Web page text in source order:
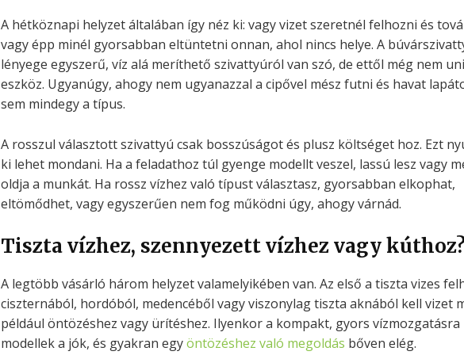
A hétköznapi helyzet általában így néz ki: vagy vizet szeretnél felhozni és
vagy épp minél gyorsabban eltüntetni onnan, ahol nincs helye. A
lényege egyszerű, víz alá meríthető szivattyúról van szó, de ettől még nem
eszköz. Ugyanúgy, ahogy nem ugyanazzal a cipővel mész futni és havat
sem mindegy a típus.
A rosszul választott szivattyú csak bosszúságot és plusz költséget hoz. Ezt
ki lehet mondani. Ha a feladathoz túl gyenge modellt veszel, lassú lesz vagy
oldja a munkát. Ha rossz vízhez való típust választasz, gyorsabban elkophat,
eltömődhet, vagy egyszerűen nem fog működni úgy, ahogy várnád.
Tiszta vízhez, szennyezett vízhez vagy
A legtöbb vásárló három helyzet valamelyikében van. Az első a tiszta vizes
ciszternából, hordóból, medencéből vagy viszonylag tiszta aknából kell vizet
például öntözéshez vagy ürítéshez. Ilyenkor a kompakt, gyors vízmozgatásra
modellek a jók, és gyakran egyöntözéshez való megoldás bőven elég.